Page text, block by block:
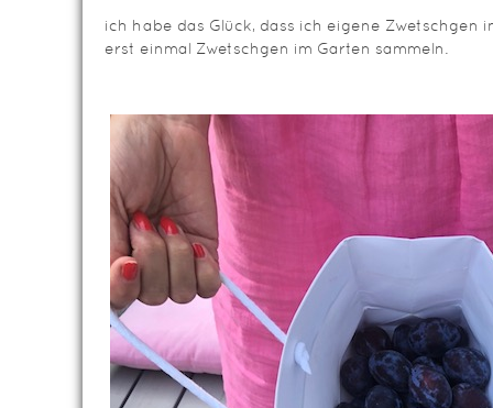
ich habe das Glück, dass ich eigene Zwetschgen
erst einmal Zwetschgen im Garten sammeln.